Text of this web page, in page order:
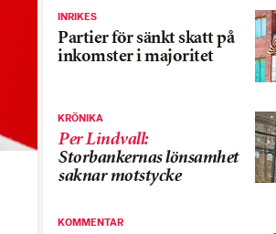
INRIKES
Partier för sänkt skatt på
inkomster i majoritet
KRÖNIKA
Per Lindvall:
Storbankernas lönsamhet
saknar motstycke
KOMMENTAR